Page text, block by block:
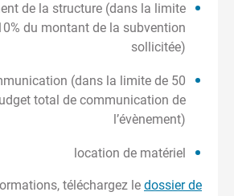
de la structure (dans la limite
du montant de la subvention
sollicitée)
(dans la limite de 50
total de communication de
l’évènement)
location de matériel
téléchargez le dossier de